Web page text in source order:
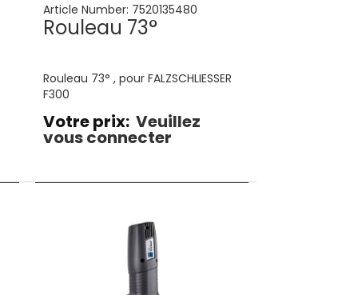
Article Number: 7520135480
Rouleau 73°
Rouleau 73° , pour FALZSCHLIESSER
F300
Votre prix: Veuillez
vous connecter